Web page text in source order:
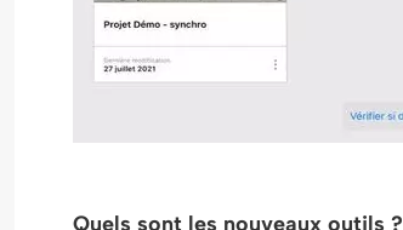
Quels sont les nouveaux outils ?